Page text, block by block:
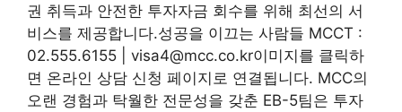
권 취득과 안전한 투자자금 회수를 위해 최선의 서
비스를 제공합니다.성공을 이끄는 사람들 MCCT :
02.555.6155 | visa4@mcc.co.kr이미지를 클릭하
면 온라인 상담 신청 페이지로 연결됩니다. MCC의
오랜 경험과 탁월한 전문성을 갖춘 EB-5팀은 투자